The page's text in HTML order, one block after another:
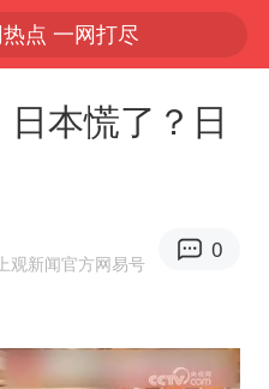
点 一网打尽
本慌了？日
观新闻官方网易号
0